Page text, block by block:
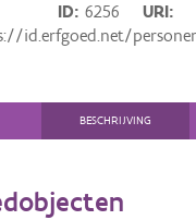
ID 6256
URI
id.erfgoed.net/
BESCHRIJVING